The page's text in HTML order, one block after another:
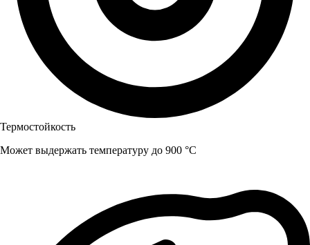
Термостойкость
Может выдержать температуру до 900 °C